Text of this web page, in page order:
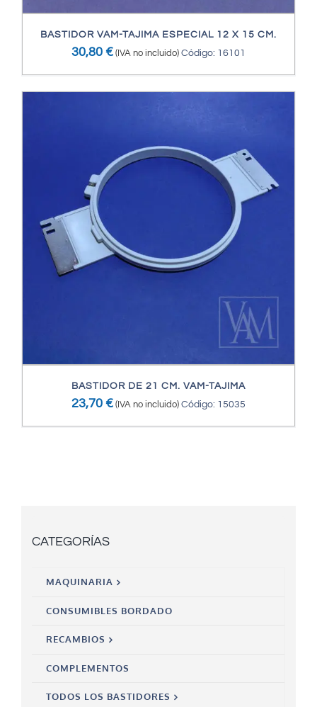
BASTIDOR VAM-TAJIMA ESPECIAL 12 X 15 CM.
30,80 € (IVA no incluido) Código: 16101
BASTIDOR DE 21 CM. VAM-TAJIMA
23,70 € (IVA no incluido) Código: 15035
CATEGORÍAS
MAQUINARIA
CONSUMIBLES BORDADO
RECAMBIOS
COMPLEMENTOS
TODOS LOS BASTIDORES